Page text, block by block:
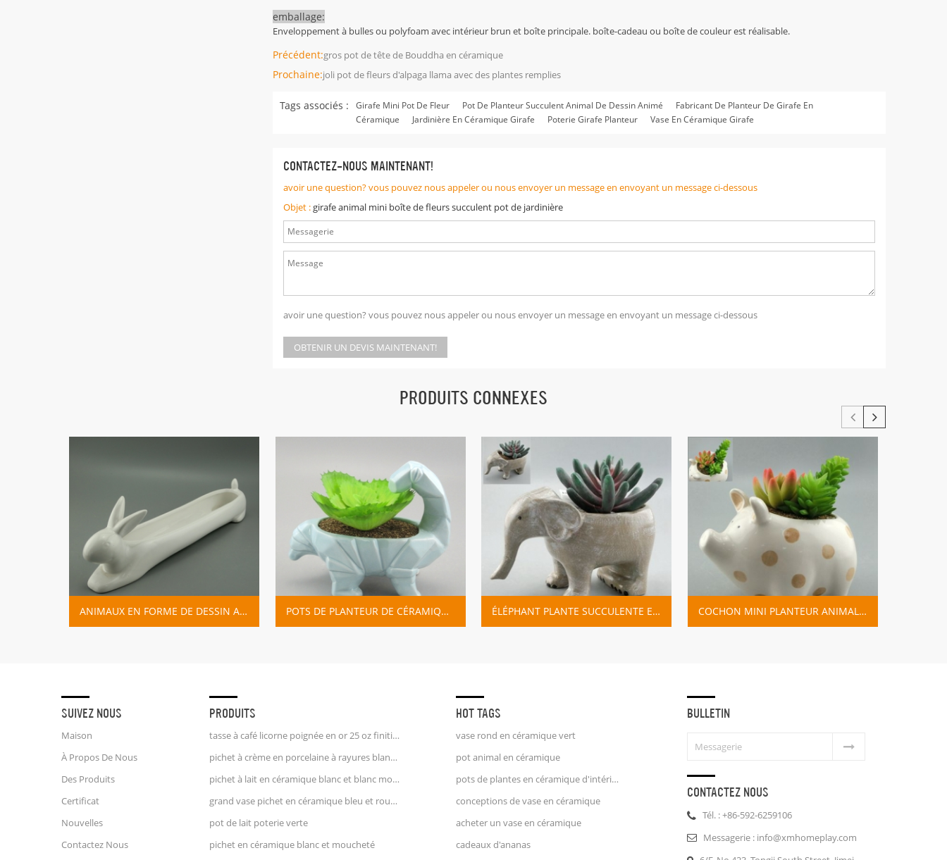
emballage:
Enveloppement à bulles ou polyfoam avec intérieur brun et boîte principale. boîte-cadeau ou boîte de couleur est réalisable.
Précédent:gros pot de tête de Bouddha en céramique
Prochaine:joli pot de fleurs d'alpaga llama avec des plantes remplies
Tags associés : Girafe Mini Pot De Fleur Pot De Planteur Succulent Animal De Dessin Animé
Fabricant De Planteur De Girafe En
Céramique
Jardinière En Céramique Girafe Poterie Girafe Planteur Vase En Céramique Girafe
CONTACTEZ-NOUS MAINTENANT!
avoir une question? vous pouvez nous appeler ou nous envoyer un message en envoyant un message ci-dessous
Objet :girafe animal mini boîte de fleurs succulent pot de jardinière
avoir une question? vous pouvez nous appeler ou nous envoyer un message en envoyant un message ci-dessous
OBTENIR UN DEVIS MAINTENANT!
PRODUITS CONNEXES
ANIMAUX EN FORME DE DESSIN ANIMÉ DÉCORATION DE LA MAISON JARDINIÈRE POTS DE FLEURS POTS DE PLANTEUR DE CÉRAMIQUE DE DINOSAURE DE DESSIN ANIMÉ ÉLÉPHANT PLANTE SUCCULENTE EN CÉRAMIQUE COCHON MINI PLANTEUR ANIMAL POT EN CÉRAMIQUE
SUIVEZ NOUS
Maison
À Propos De Nous
Des Produits
Certificat
Nouvelles
Contactez Nous
PRODUITS
tasse à café licorne poignée en or 25 oz finition estampée
pichet à crème en porcelaine à rayures blanches et bleues pichet à eau
pichet à lait en céramique blanc et blanc moucheté
grand vase pichet en céramique bleu et rouge
pot de lait poterie verte
pichet en céramique blanc et moucheté
HOT TAGS
vase rond en céramique vert
pot animal en céramique
pots de plantes en céramique d'intérieur
conceptions de vase en céramique
acheter un vase en céramique
cadeaux d'ananas
BULLETIN
CONTACTEZ NOUS
Tél. : +86-592-6259106
Messagerie : info@xmhomeplay.com